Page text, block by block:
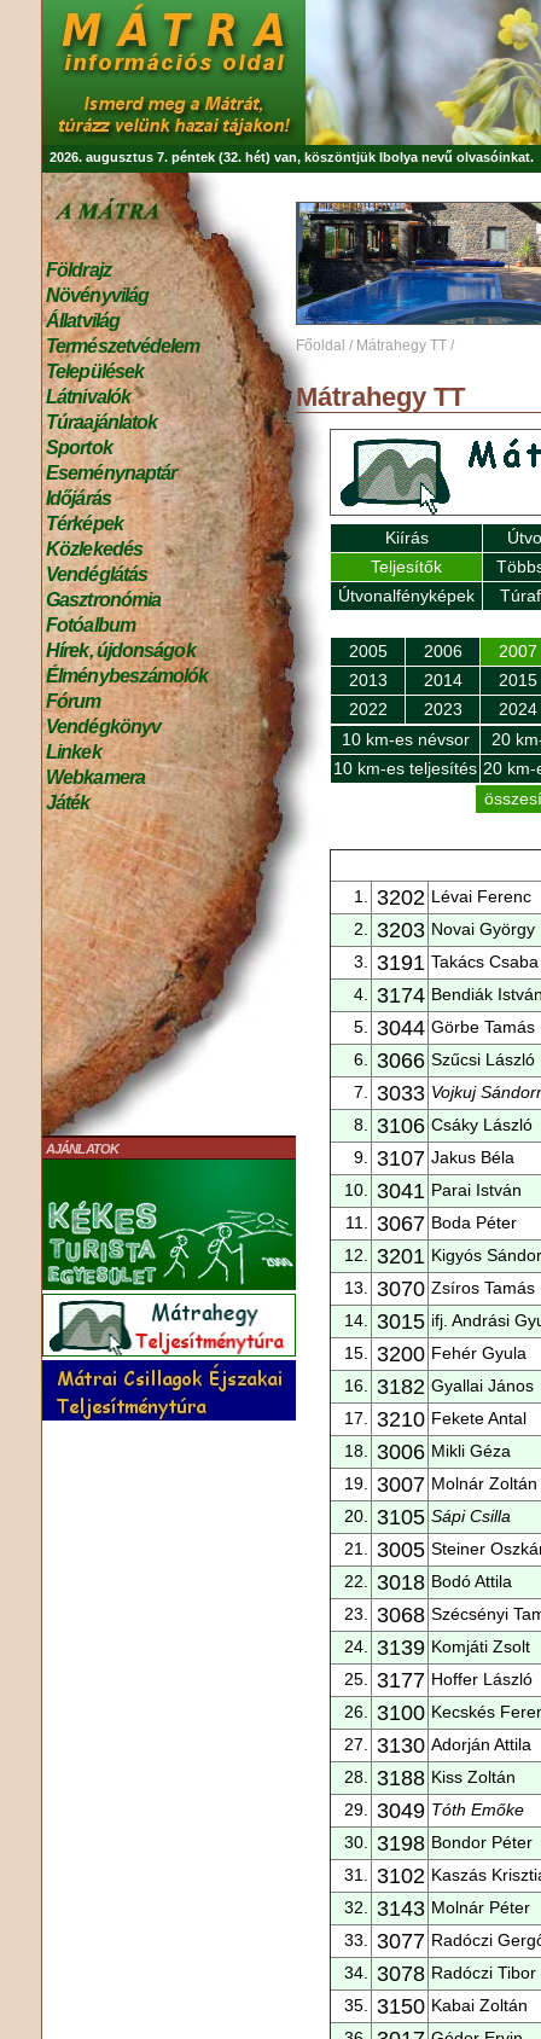
2026. augusztus 7. péntek (32. hét) van, köszöntjük Ibolya nevű olvasóinkat.
Földrajz
Növényvilág
Állatvilág
Természetvédelem
Települések
Látnivalók
Túraajánlatok
Sportok
Eseménynaptár
Időjárás
Térképek
Közlekedés
Vendéglátás
Gasztronómia
Fotóalbum
Hírek, újdonságok
Élménybeszámolók
Fórum
Vendégkönyv
Linkek
Webkamera
Játék
AJÁNLATOK
Főoldal / Mátrahegy TT /
Mátrahegy TT
Kiírás
Teljesítők
Útvonalfényképek
2005 2006
2007
2013
2014
2015
2022
2023
2024
10 km-es névsor
20
10 km-es teljesítés 20 km-
1. 3202 Lévai Ferenc
2.
3203 Novai György
3.
3191 Takács Csaba
4.
3174 Bendiák
5.
3044 Görbe Tamás
6.
3066 Szűcsi László
7.
3033 Vojkuj
8.
3106 Csáky László
9.
3107 Jakus Béla
10.
3041 Parai István
11.
3067 Boda Péter
12.
3201 Kigyós Sándor
13.
3070 Zsíros Tamás
14.
3015 ifj. Andrási
15.
3200 Fehér Gyula
16.
3182 Gyallai János
17.
3210 Fekete Antal
18.
3006 Mikli Géza
19.
3007 Molnár Zoltán
20.
3105 Sápi Csilla
21.
3005 Steiner
22.
3018 Bodó Attila
23.
3068 Szécsényi
24.
3139 Komjáti Zsolt
25.
3177 Hoffer László
26.
3100 Kecskés
27.
3130 Adorján Attila
28.
3188 Kiss Zoltán
29.
3049 Tóth Emőke
30.
3198 Bondor Péter
31.
3102 Kaszás
32.
3143 Molnár Péter
33.
3077 Radóczi
34.
3078 Radóczi Tibor
35.
3150 Kabai Zoltán